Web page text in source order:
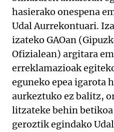
hasierako onespena
Udal Aurrekontuari.
izateko GAOan
Ofizialean) argitara
erreklamazioak
eguneko epea igarota
aurkeztuko ez balitz,
litzateke behin
geroztik egindako